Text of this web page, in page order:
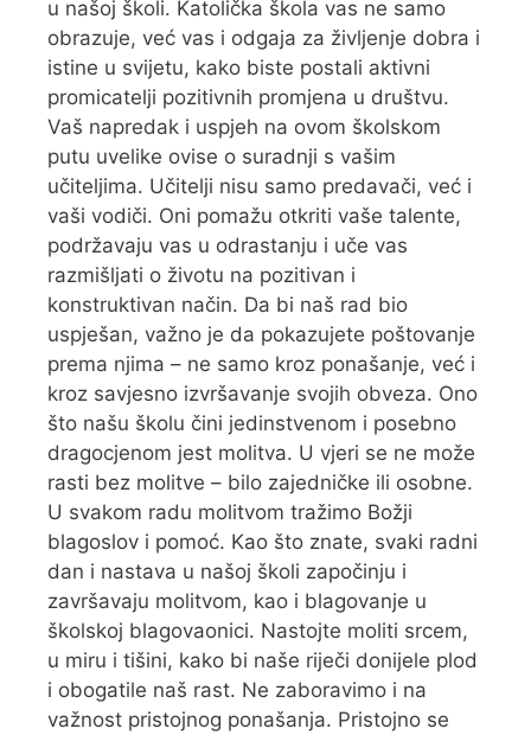
u našoj školi. Katolička škola vas ne samo
obrazuje, već vas i odgaja za življenje dobra i
istine u svijetu, kako biste postali aktivni
promicatelji pozitivnih promjena u društvu.
Vaš napredak i uspjeh na ovom školskom
putu uvelike ovise o suradnji s vašim
učiteljima. Učitelji nisu samo predavači, već i
vaši vodiči. Oni pomažu otkriti vaše talente,
podržavaju vas u odrastanju i uče vas
razmišljati o životu na pozitivan i
konstruktivan način. Da bi naš rad bio
uspješan, važno je da pokazujete poštovanje
prema njima – ne samo kroz ponašanje, već i
kroz savjesno izvršavanje svojih obveza. Ono
što našu školu čini jedinstvenom i posebno
dragocjenom jest molitva. U vjeri se ne može
rasti bez molitve – bilo zajedničke ili osobne.
U svakom radu molitvom tražimo Božji
blagoslov i pomoć. Kao što znate, svaki radni
dan i nastava u našoj školi započinju i
završavaju molitvom, kao i blagovanje u
školskoj blagovaonici. Nastojte moliti srcem,
u miru i tišini, kako bi naše riječi donijele plod
i obogatile naš rast. Ne zaboravimo i na
važnost pristojnog ponašanja. Pristojno se